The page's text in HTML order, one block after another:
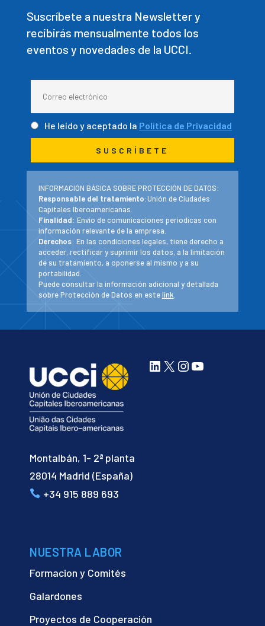
Suscríbete a nuestra Newsletter y
recibirás mensualmente todos los
eventos y novedades de la UCCI.
He leído y aceptado la Política de Privacidad
INFORMACIÓN BÁSICA SOBRE PROTECCIÓN DE DATOS:
Responsable del tratamiento:Unión de Ciudades
Capitales Iberoamericanas.
Finalidad: Envío de comunicaciones periodicas con
información relevante de la empresa.
Derechos: En las condiciones legales, tiene derecho a
acceder, rectificar y suprimir los datos, a la limitación
de su tratamiento, a oponerse al mismo y a su
portabilidad.
Puede consultar la información adicional y detallada
sobre Protección de Datos en estelink
Montalbán, 1- 2ª planta
28014 Madrid (España)
+34 915 889 693
LinkedIn
X Instagram
YouTube
NUESTRA LABOR
Formacion y Comités
Galardones
Proyectos de Cooperación